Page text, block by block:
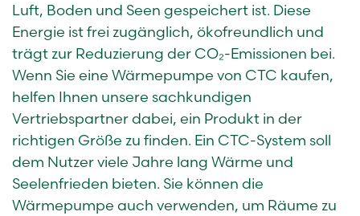
Luft, Boden und Seen gespeichert ist. Diese
Energie ist frei zugänglich, ökofreundlich und
trägt zur Reduzierung der CO₂-Emissionen bei.
Wenn Sie eine Wärmepumpe von CTC kaufen,
helfen Ihnen unsere sachkundigen
Vertriebspartner dabei, ein Produkt in der
richtigen Größe zu finden. Ein CTC-System soll
dem Nutzer viele Jahre lang Wärme und
Seelenfrieden bieten. Sie können die
Wärmepumpe auch verwenden, um Räume zu